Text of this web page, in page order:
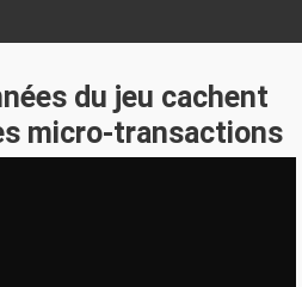
du jeu cachent
micro-transactions